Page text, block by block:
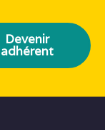
Devenir
adhérent